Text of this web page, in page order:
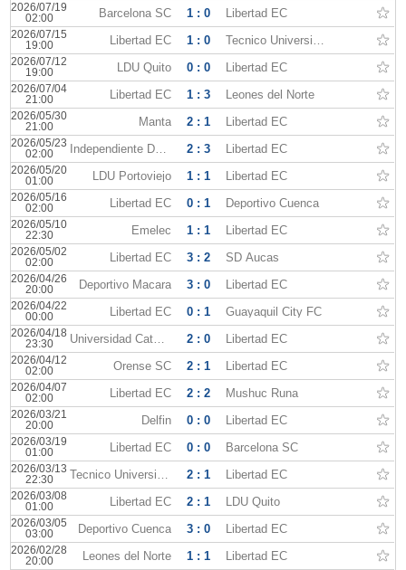
2026/07/19
02:00
Barcelona SC 1 : 0 Libertad EC
2026/07/15
19:00
Libertad EC 1 : 0 Tecnico Universitario
2026/07/12
19:00
LDU Quito 0 : 0 Libertad EC
2026/07/04
21:00
Libertad EC 1 : 3 Leones del Norte
2026/05/30
21:00
Manta 2 : 1 Libertad EC
2026/05/23
02:00
Independiente Del Valle 2 : 3 Libertad EC
2026/05/20
01:00
LDU Portoviejo 1 : 1 Libertad EC
2026/05/16
02:00
Libertad EC 0 : 1 Deportivo Cuenca
2026/05/10
22:30
Emelec 1 : 1 Libertad EC
2026/05/02
02:00
Libertad EC 3 : 2 SD Aucas
2026/04/26
20:00
Deportivo Macara 3 : 0 Libertad EC
2026/04/22
00:00
Libertad EC 0 : 1 Guayaquil City FC
2026/04/18
23:30
Universidad Catolica Quito 2 : 0 Libertad EC
2026/04/12
02:00
Orense SC 2 : 1 Libertad EC
2026/04/07
02:00
Libertad EC 2 : 2 Mushuc Runa
2026/03/21
20:00
Delfin 0 : 0 Libertad EC
2026/03/19
01:00
Libertad EC 0 : 0 Barcelona SC
2026/03/13
22:30
Tecnico Universitario 2 : 1 Libertad EC
2026/03/08
01:00
Libertad EC 2 : 1 LDU Quito
2026/03/05
03:00
Deportivo Cuenca 3 : 0 Libertad EC
2026/02/28
20:00
Leones del Norte 1 : 1 Libertad EC